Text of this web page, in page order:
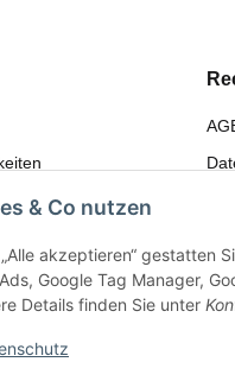
& Co nutzen
akzeptieren“ gestatten
Google Tag Manager,
Details finden Sie unter